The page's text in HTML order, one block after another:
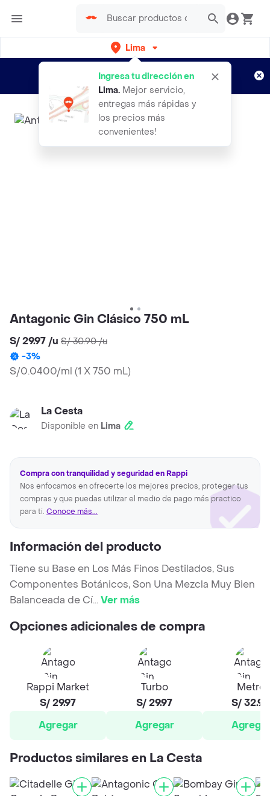
Lima
Ingresa tu dirección en
Lima. Mejor servicio,
entregas más rápidas y
los precios más
convenientes!
envíos gratis por semanas
Aplican TyC
Antagonic Gin Clásico 750 mL
S/ 29.97 /u S/ 30.90/u
-3%
S/0.0400/ml (1 X 750 mL)
La Cesta
Disponible en Lima
Compra con tranquilidad y seguridad en Rappi
Nos enfocamos en ofrecerte los mejores precios, proteger tus
compras y que puedas utilizar el medio de pago más practico
para ti. Conoce más...
Información del producto
Tiene su Base en Los Más Finos Destilados, Sus
Componentes Botánicos, Son Una Mezcla Muy Bien
Balanceada de Cí...Ver más
Opciones adicionales de compra
Rappi Market
S/ 29.97
Agregar
Turbo
S/ 29.97
Agregar
Metro
S/ 32.90
Agregar
Productos similares en La Cesta